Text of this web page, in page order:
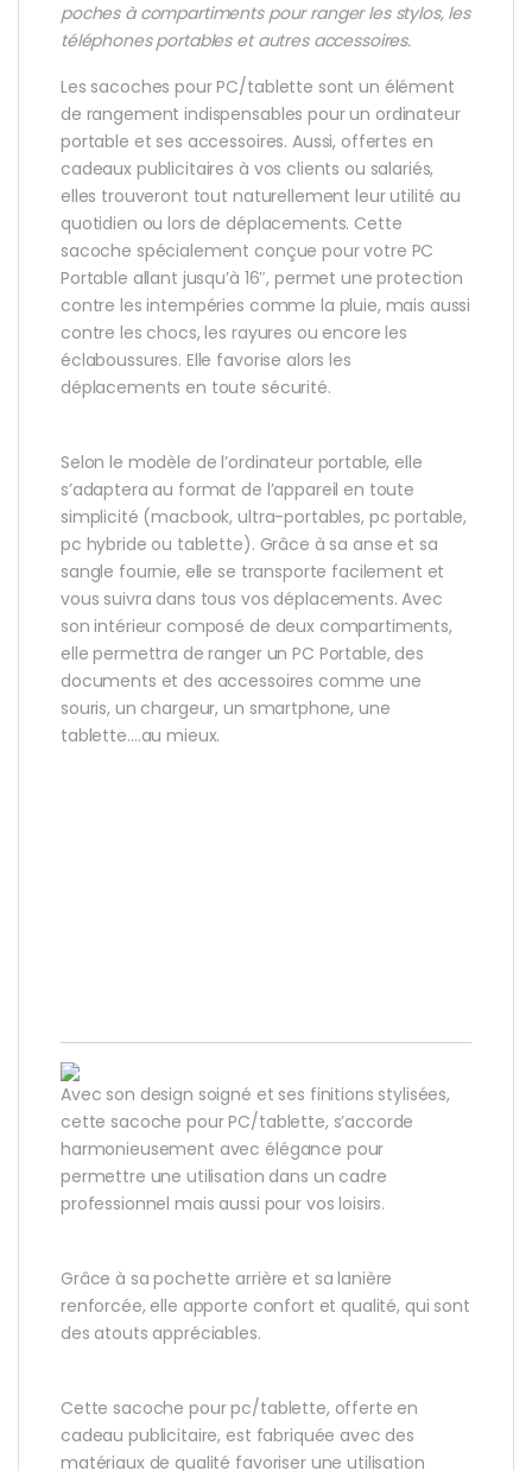
poches à compartiments pour ranger les stylos, les
téléphones portables et autres accessoires.
Les sacoches pour PC/tablette sont un élément
de rangement indispensables pour un ordinateur
portable et ses accessoires. Aussi, offertes en
cadeaux publicitaires à vos clients ou salariés,
elles trouveront tout naturellement leur utilité au
quotidien ou lors de déplacements. Cette
sacoche spécialement conçue pour votre PC
Portable allant jusqu’à 16″, permet une protection
contre les intempéries comme la pluie, mais aussi
contre les chocs, les rayures ou encore les
éclaboussures. Elle favorise alors les
déplacements en toute sécurité.
Selon le modèle de l’ordinateur portable, elle
s’adaptera au format de l’appareil en toute
simplicité (macbook, ultra-portables, pc portable,
pc hybride ou tablette). Grâce à sa anse et sa
sangle fournie, elle se transporte facilement et
vous suivra dans tous vos déplacements. Avec
son intérieur composé de deux compartiments,
elle permettra de ranger un PC Portable, des
documents et des accessoires comme une
souris, un chargeur, un smartphone, une
tablette….au mieux.
Avec son design soigné et ses finitions stylisées,
cette sacoche pour PC/tablette, s’accorde
harmonieusement avec élégance pour
permettre une utilisation dans un cadre
professionnel mais aussi pour vos loisirs.
Grâce à sa pochette arrière et sa lanière
renforcée, elle apporte confort et qualité, qui sont
des atouts appréciables.
Cette sacoche pour pc/tablette, offerte en
cadeau publicitaire, est fabriquée avec des
matériaux de qualité favoriser une utilisation